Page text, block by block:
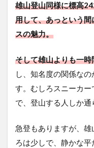
報
5.2
扇沢
堂ま
で
ら
い
う
温
雄山登山同様に標高
用して、あっという
スの魅力。
そして雄山よりも一
し、知名度の関係なの
す。むしろスニーカ
で、登山する人しか通
急登もありますが、雄
ろは少しで、静かな